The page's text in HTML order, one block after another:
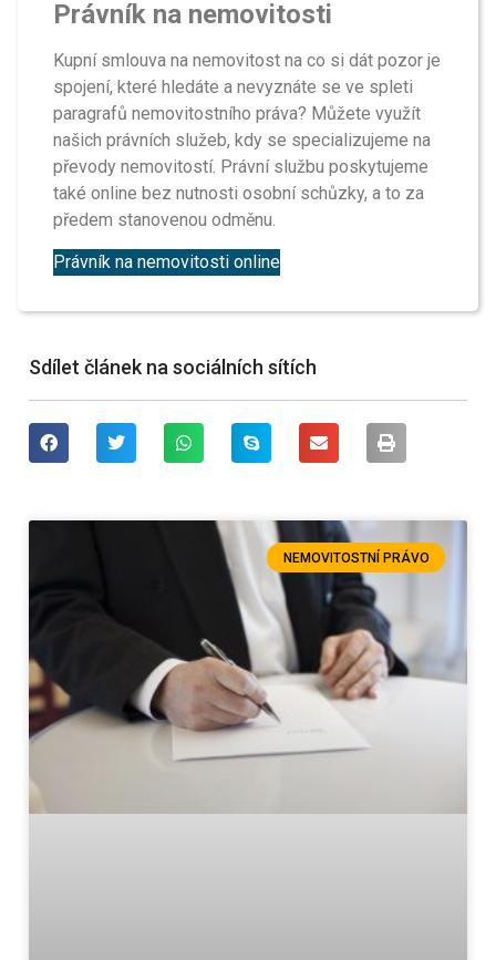
Právník na nemovitosti
Kupní smlouva na nemovitost na co si dát pozor je
spojení, které hledáte a nevyznáte se ve spleti
paragrafů nemovitostního práva? Můžete využít
našich právních služeb, kdy se specializujeme na
převody nemovitostí. Právní službu poskytujeme
také online bez nutnosti osobní schůzky, a to za
předem stanovenou odměnu.
Právník na nemovitosti online
Sdílet článek na sociálních sítích
NEMOVITOSTNÍ PRÁVO